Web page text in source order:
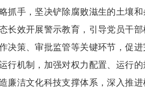
抓手，坚决铲除腐败滋生的土壤
长效开展警示教育，引导党员干
决策、审批监管等关键环节，促
行机制，加强对权力配置、运行
廉洁文化科技支撑体系，深入推